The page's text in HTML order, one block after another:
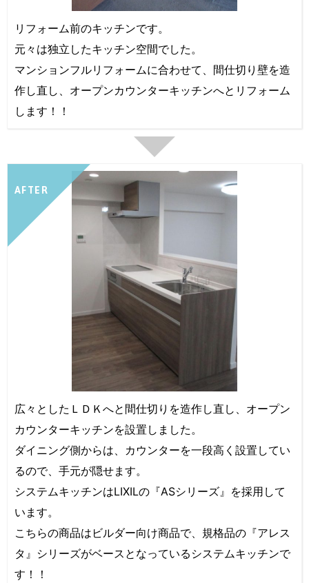
リフォーム前のキッチンです。
元々は独立したキッチン空間でした。
マンションフルリフォームに合わせて、間仕切り壁を造
作し直し、オープンカウンターキッチンへとリフォーム
します！！
AFTER
広々としたＬＤＫへと間仕切りを造作し直し、オープン
カウンターキッチンを設置しました。
ダイニング側からは、カウンターを一段高く設置してい
るので、手元が隠せます。
システムキッチンはLIXILの『ASシリーズ』を採用して
います。
こちらの商品はビルダー向け商品で、規格品の『アレス
タ』シリーズがベースとなっているシステムキッチンで
す！！